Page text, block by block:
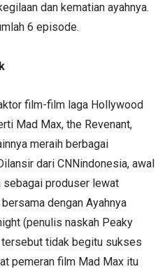
dan kematian ayahnya.
6 episode.
film-film laga Hollywood
Mad Max, the Revenant,
meraih berbagai
dari CNNindonesia, awal
sebagai produser lewat
dengan Ayahnya
(penulis naskah Peaky
tersebut tidak begitu sukses
pemeran film Mad Max itu